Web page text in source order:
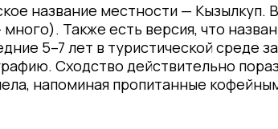
название местности — Кызылкуп.
Также есть версия, что
5–7 лет в туристической среде
Сходство действительно
напоминая пропитанные